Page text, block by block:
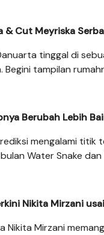
& Cut Meyriska
tinggal di
Begini tampilan
Berubah Lebih
mengalami titik
Water Snake
Nikita Mirzani
Nikita Mirzani